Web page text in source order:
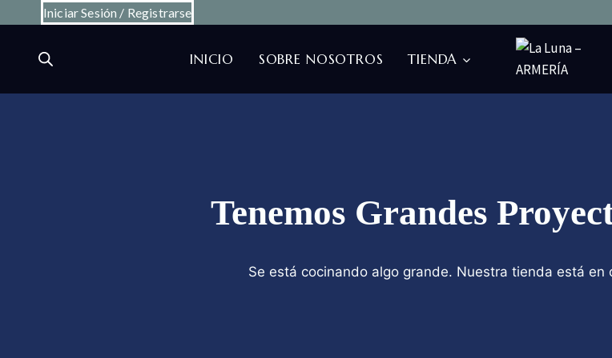
contenido
Iniciar Sesión / Registrarse
INICIO SOBRE NOSOTROS TIENDA
Tenemos Grandes
Se está cocinando algo grande. Nuestra tienda está